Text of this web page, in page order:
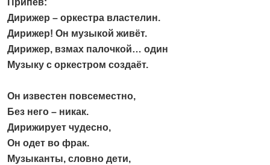
Припев:
Дирижер – оркестра властелин.
Дирижер! Он музыкой живёт.
Дирижер, взмах палочкой… один
Музыку с оркестром создаёт.
Он известен повсеместно,
Без него – никак.
Дирижирует чудесно,
Он одет во фрак.
Музыканты, словно дети,